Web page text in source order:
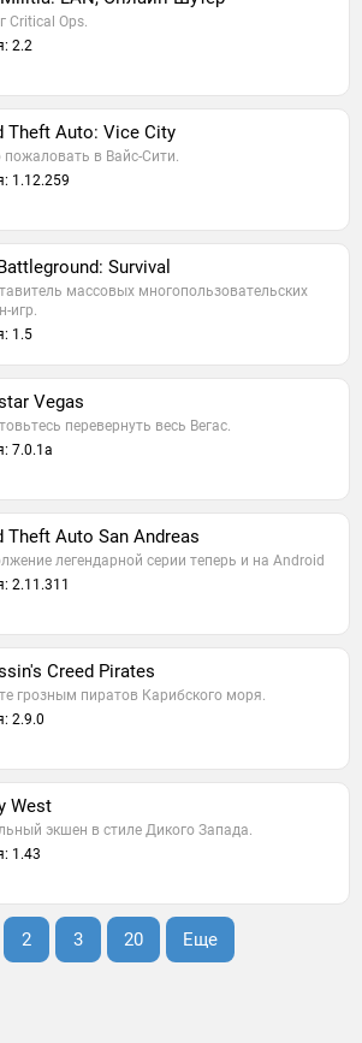
Critical Ops.
2.2
Theft Auto: Vice City
в Вайс-Сити.
1.12.259
Survival
массовых многопользовательских
игр.
1.5
Vegas
перевернуть весь Вегас.
7.0.1a
Theft Auto San Andreas
легендарной серии теперь и на Android
2.11.311
Creed Pirates
грозным пиратов Карибского моря.
2.9.0
West
экшен в стиле Дикого Запада.
1.43
2 3 20 Еще